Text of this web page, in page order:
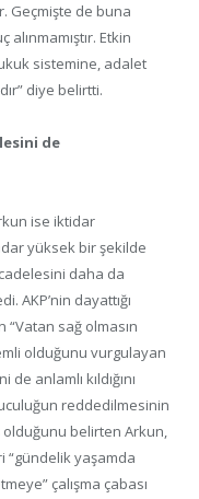
Geçmişte de buna
Etkin
sistemine, adalet
diye belirtti.
de
ise iktidar
yüksek bir şekilde
daha da
AKP’nin dayattığı
“Vatan sağ olmasın
olduğunu vurgulayan
anlamlı kıldığını
reddedilmesinin
olduğunu belirten Arkun,
“gündelik yaşamda
çalışma çabası